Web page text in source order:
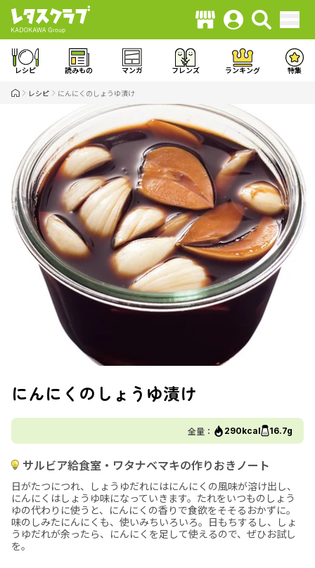
レシピ 読みもの マンガ フレンズ ランキング 特集
レシピ にんにくのしょうゆ漬け
にんにくのしょうゆ漬け
全量： 290kcal 16.7g
サルビア給食室・ワタナベマキの作りおきノート
日がたつにつれ、しょうゆだれにはにんにくの風味が溶け出し、
にんにくはしょうゆ味になっていきます。たれをいつものしょう
ゆの代わりに使うと、にんにくの香りで食欲をそそるおかずに。
味のしみたにんにくも、使いみちいろいろ。日もちするし、しょ
うゆだれが余ったら、にんにくを足して使えるので、ぜひお試し
を。